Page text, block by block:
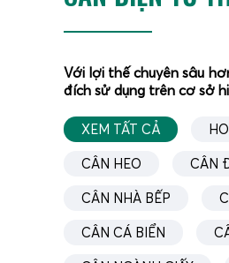
Với lợi thế chuyên sâu
đích sử dụng trên cơ sở
XEM TẤT CẢ
CÂN HEO CÂN
CÂN NHÀ BẾP
CÂN CÁ BIỂN